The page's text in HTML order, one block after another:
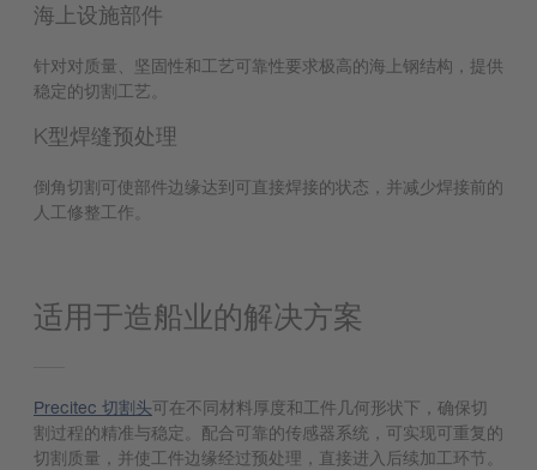
海上设施部件
针对对质量、坚固性和工艺可靠性要求极高的海上钢结构，提供
稳定的切割工艺。
K型焊缝预处理
倒角切割可使部件边缘达到可直接焊接的状态，并减少焊接前的
人工修整工作。
适用于造船业的解决方案
Precitec 切割头可在不同材料厚度和工件几何形状下，确保切
割过程的精准与稳定。配合可靠的传感器系统，可实现可重复的
切割质量，并使工件边缘经过预处理，直接进入后续加工环节。